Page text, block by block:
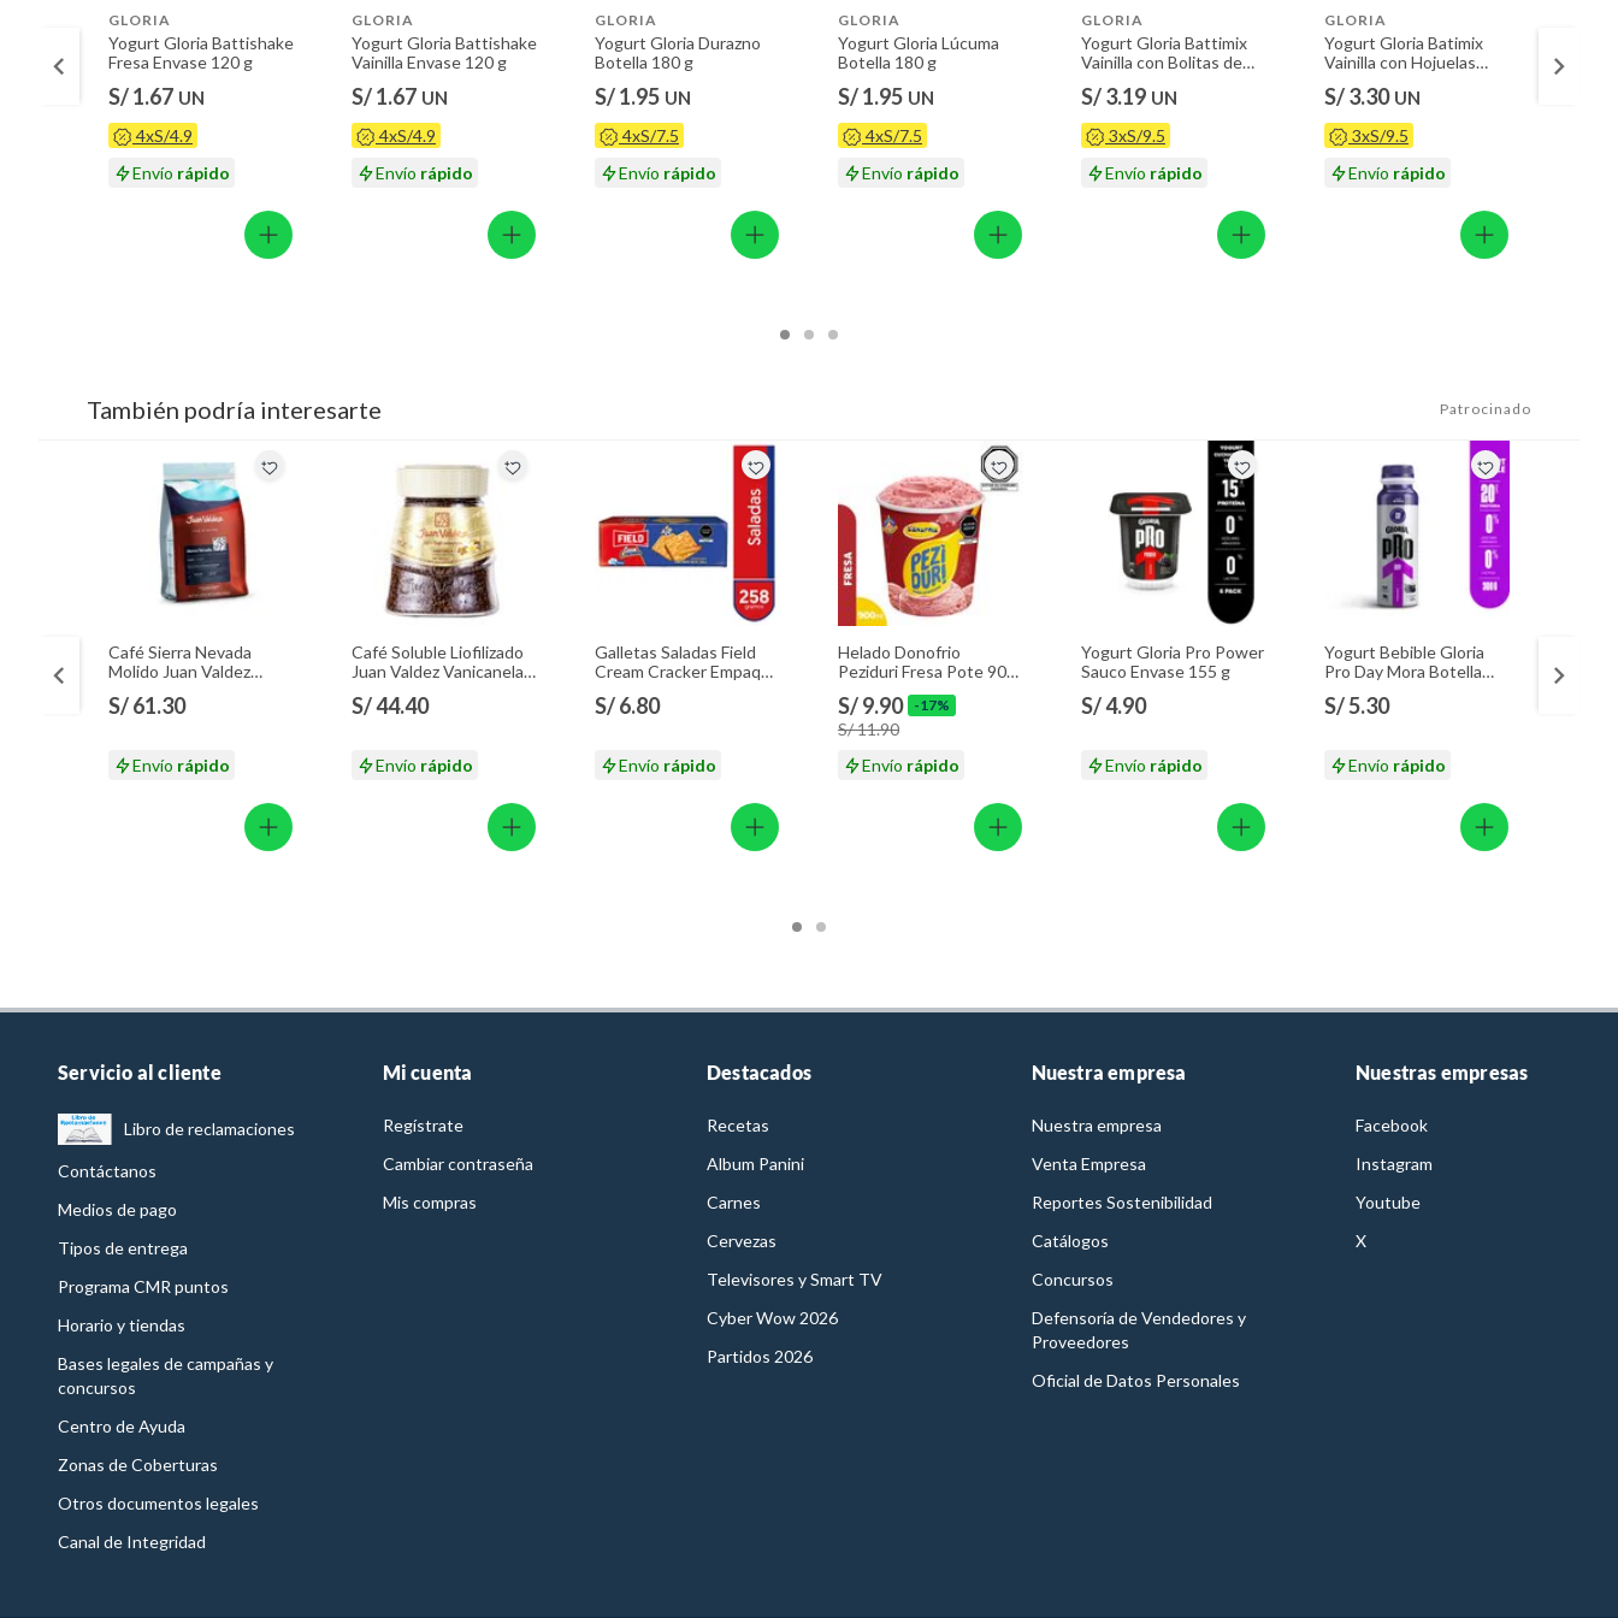
GLORIA
Yogurt Gloria Battishake
Fresa Envase 120 g
S/ 1.67 UN
4xS/4.9
Envío rápido
GLORIA
Yogurt Gloria Battishake
Vainilla Envase 120 g
S/ 1.67 UN
4xS/4.9
Envío rápido
GLORIA
Yogurt Gloria Durazno
Botella 180 g
S/ 1.95 UN
4xS/7.5
Envío rápido
GLORIA
Yogurt Gloria Lúcuma
Botella 180 g
S/ 1.95 UN
4xS/7.5
Envío rápido
GLORIA
Yogurt Gloria Battimix
Vainilla con Bolitas de
S/ 3.19 UN
3xS/9.5
Envío rápido
GLORIA
Yogurt Gloria Batimix
Vainilla con Hojuelas
S/ 3.30 UN
3xS/9.5
Envío rápido
También podría interesarte Patrocinado
Café Sierra Nevada
Molido Juan Valdez
S/ 61.30
Envío rápido
Café Soluble Liofilizado
Juan Valdez Vanicanela
S/ 44.40
Envío rápido
Galletas Saladas Field
Cream Cracker Empaque
S/ 6.80
Envío rápido
Helado Donofrio
Peziduri Fresa Pote 900
S/ 9.90 -17%
S/ 11.90
Envío rápido
Yogurt Gloria Pro Power
Sauco Envase 155 g
S/ 4.90
Envío rápido
Yogurt Bebible Gloria
Pro Day Mora Botella
S/ 5.30
Envío rápido
Servicio al cliente
Libro de reclamaciones
Contáctanos
Medios de pago
Tipos de entrega
Programa CMR puntos
Horario y tiendas
Bases legales de campañas y
concursos
Centro de Ayuda
Zonas de Coberturas
Otros documentos legales
Canal de Integridad
Mi cuenta
Regístrate
Cambiar contraseña
Mis compras
Destacados
Recetas
Album Panini
Carnes
Cervezas
Televisores y Smart TV
Cyber Wow 2026
Partidos 2026
Nuestra empresa
Nuestra empresa
Venta Empresa
Reportes Sostenibilidad
Catálogos
Concursos
Defensoría de Vendedores y
Proveedores
Oficial de Datos Personales
Nuestras empresas
Facebook
Instagram
Youtube
X